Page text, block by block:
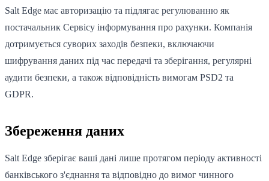
Salt Edge має авторизацію та підлягає регулюванню як
постачальник Сервісу інформування про рахунки. Компанія
дотримується суворих заходів безпеки, включаючи
шифрування даних під час передачі та зберігання, регулярні
аудити безпеки, а також відповідність вимогам PSD2 та
GDPR.
Збереження даних
Salt Edge зберігає ваші дані лише протягом періоду активності
банківського з'єднання та відповідно до вимог чинного